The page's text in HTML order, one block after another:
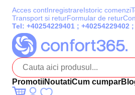
Acces contInregistrareIstoric comenzi
Transport si returFormular de retur
Tel: +40254229401 ; +40254229402 ;
PromotiiNoutatiCum cumpar